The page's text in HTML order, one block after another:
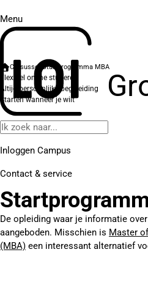
Menu
Inloggen Campus
Contact & service
Cursussen Startprogramma MBA
Flexibel online studeren
Altijd persoonlijke begeleiding
Starten wanneer je wilt
De opleiding waar je informatie
aangeboden. Misschien is Master
(MBA) een interessant alternatief